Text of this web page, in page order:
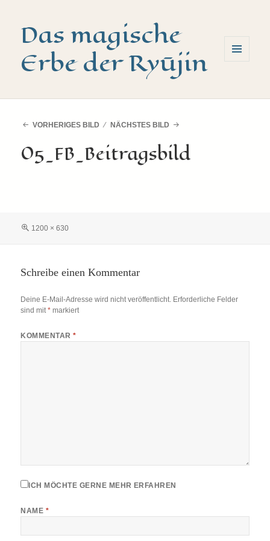
Das magische
Erbe der Ryūjin
VORHERIGES BILD NÄCHSTES BILD
05_FB_Beitragsbild
Volle
1200 × 630
Schreibe einen Kommentar
Deine E-Mail-Adresse wird nicht veröffentlicht. Erforderliche Felder
sind mit* markiert
KOMMENTAR*
ICH MÖCHTE GERNE MEHR ERFAHREN
NAME *